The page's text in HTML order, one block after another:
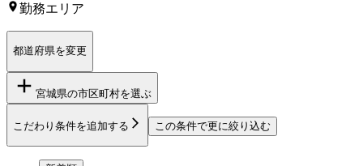
勤務エリア
都道府県を変更
宮城県の市区町村を選ぶ
こだわり条件を追加する この条件で更に絞り込む